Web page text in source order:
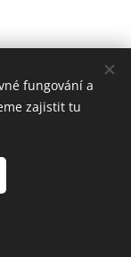
fungování a
zajistit tu